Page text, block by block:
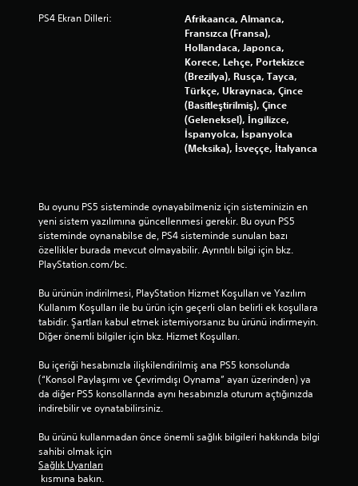
PS4 Ekran Dilleri:
Afrikaanca, Almanca,
Fransızca (Fransa),
Hollandaca, Japonca,
Korece, Lehçe, Portekizce
(Brezilya), Rusça, Tayca,
Türkçe, Ukraynaca, Çince
(Basitleştirilmiş), Çince
(Geleneksel), İngilizce,
İspanyolca, İspanyolca
(Meksika), İsveççe, İtalyanca
Bu oyunu PS5 sisteminde oynayabilmeniz için sisteminizin en
yeni sistem yazılımına güncellenmesi gerekir. Bu oyun PS5
sisteminde oynanabilse de, PS4 sisteminde sunulan bazı
özellikler burada mevcut olmayabilir. Ayrıntılı bilgi için bkz.
PlayStation.com/bc.
Bu ürünün indirilmesi, PlayStation Hizmet Koşulları ve Yazılım
Kullanım Koşulları ile bu ürün için geçerli olan belirli ek koşullara
tabidir. Şartları kabul etmek istemiyorsanız bu ürünü indirmeyin.
Diğer önemli bilgiler için bkz. Hizmet Koşulları.
Bu içeriği hesabınızla ilişkilendirilmiş ana PS5 konsolunda
(“Konsol Paylaşımı ve Çevrimdışı Oynama” ayarı üzerinden) ya
da diğer PS5 konsollarında aynı hesabınızla oturum açtığınızda
indirebilir ve oynatabilirsiniz.
Bu ürünü kullanmadan önce önemli sağlık bilgileri hakkında bilgi
sahibi olmak için
Sağlık Uyarıları
kısmına bakın.